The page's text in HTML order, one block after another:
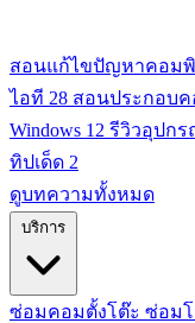
สอนแก้ไขปัญหาคอมพิ
ไอที 28 สอนประกอบค
Windows 12 รีวิวอุปก
ทิปเด็ด 2
ดูบทความทั้งหมด
ซ่อมคอมตั้งโต๊ะ ซ่อม